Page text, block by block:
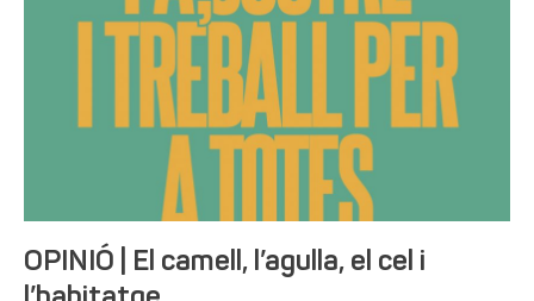
OPINIÓ | El camell, l’agulla, el cel i